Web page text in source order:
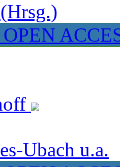
Ubach u.a.